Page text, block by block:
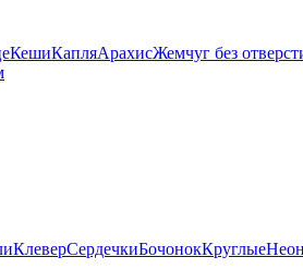
КешиКапляАрахисЖемчуг без
КлеверСердечкиБочонокКруглые